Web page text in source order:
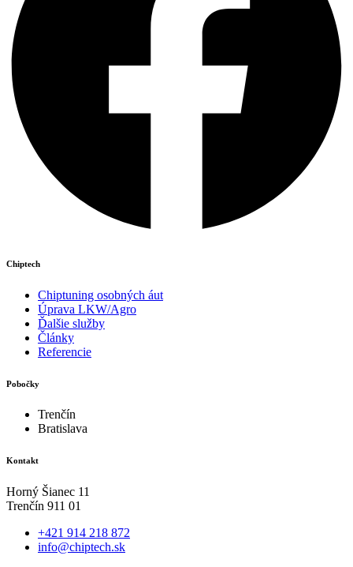
Chiptech
Chiptuning osobných áut
Úprava LKW/Agro
Ďalšie služby
Články
Referencie
Pobočky
Trenčín
Bratislava
Kontakt
Horný Šianec 11
Trenčín 911 01
+421 914 218 872
info@chiptech.sk